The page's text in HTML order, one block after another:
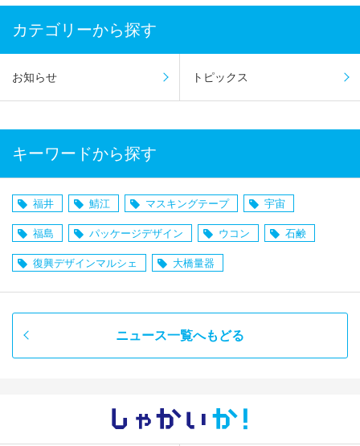
カテゴリーから探す
お知らせ トピックス
キーワードから探す
福井 鯖江 マスキングテープ 宇宙
福島 パッケージデザイン ウコン 石鹸
復興デザインマルシェ 大橋量器
ニュース一覧へもどる
しゃかい か！